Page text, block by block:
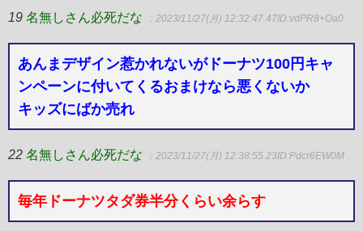
19 名無しさん必死だな ：2023/11/27(月) 12:32:47.47ID:vdPR8+Oa0
あんまデザイン惹かれないがドーナツ100円キャ
ンペーンに付いてくるおまけなら悪くないか
キッズにばか売れ
22 名無しさん必死だな ：2023/11/27(月) 12:38:55.23ID:Pdcr6EW0M
毎年ドーナツタダ券半分くらい余らす